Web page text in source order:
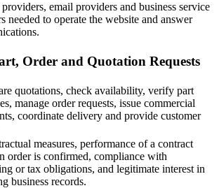
email providers and business service
needed to operate the website and answer
Order and Quotation Requests
quotations, check availability, verify part
manage order requests, issue commercial
coordinate delivery and provide customer
measures, performance of a contract
order is confirmed, compliance with
or tax obligations, and legitimate interest in
business records.